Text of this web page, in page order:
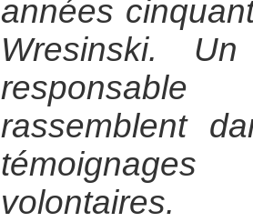
années
Wresinski.
rassemblent
volontaires.